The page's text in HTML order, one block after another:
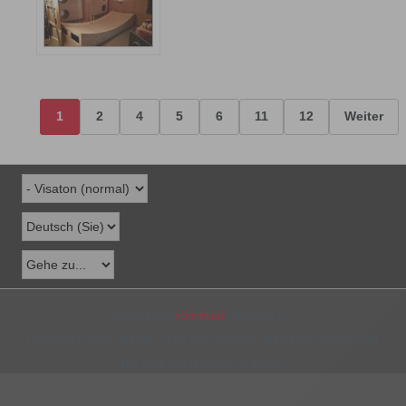
1 2 4 5 6 11 12 Weiter
vBulletin®